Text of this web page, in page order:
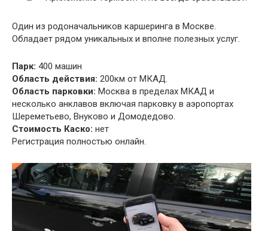
Один из родоначальников каршеринга в Москве.
Обладает рядом уникальных и вполне полезных услуг.
Парк: 400 машин
Область действия: 200км от МКАД.
Область парковки: Москва в пределах МКАД и
несколько анклавов включая парковку в аэропортах
Шереметьево, Внуково и Домодедово.
Стоимость Каско: нет
Регистрация полностью онлайн.